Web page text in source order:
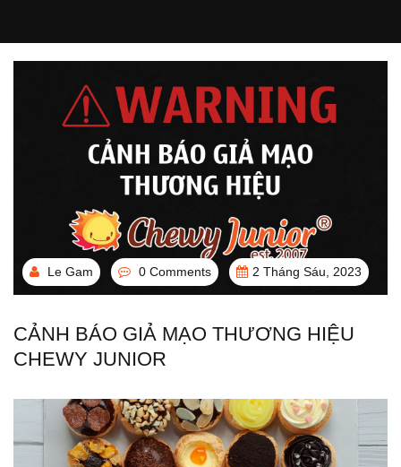
Le Gam 0 Comments 2 Tháng Sáu, 2023
CẢNH BÁO GIẢ MẠO THƯƠNG HIỆU
CHEWY JUNIOR